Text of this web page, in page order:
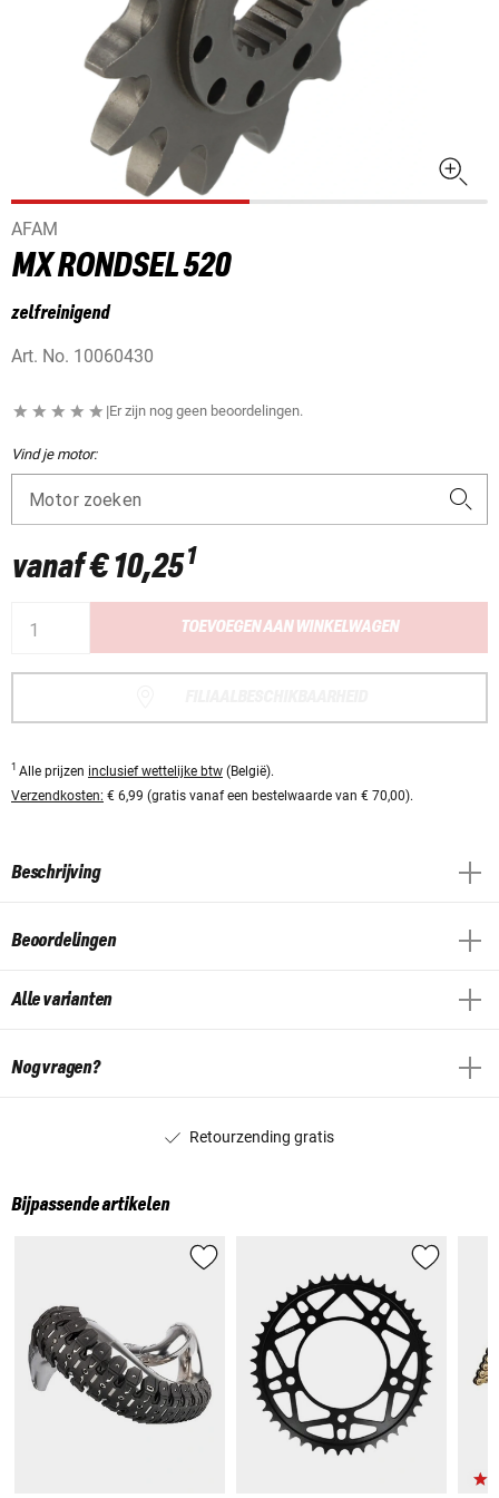
AFAM
MX RONDSEL 520
zelfreinigend
Art. No. 10060430
|Er zijn nog geen beoordelingen.
Vind je motor:
Motor zoeken
vanaf€ 10,251
TOEVOEGEN AAN WINKELWAGEN
1 Alle prijzen inclusief wettelijke btw (België).
Verzendkosten: € 6,99 (gratis vanaf een bestelwaarde van € 70,00).
Beschrijving
Beoordelingen
Alle varianten
Nog vragen?
Retourzending gratis
Bijpassende artikelen